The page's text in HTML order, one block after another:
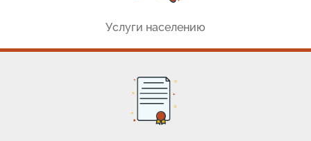
Услуги населению